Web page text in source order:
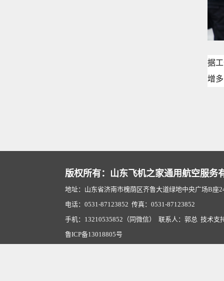
据
增
版权所有：山东飞机之家通用航空服务
地址：山东省济南市槐荫区齐鲁大道绿地中央广场B座
电话：0531-87123852 传真：0531-87123852
手机：13210535852（同微信） 联系人：郭总 技术支
鲁ICP备13018805号